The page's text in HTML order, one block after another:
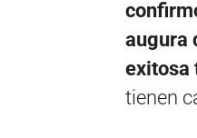
augura
exitosa
tienen